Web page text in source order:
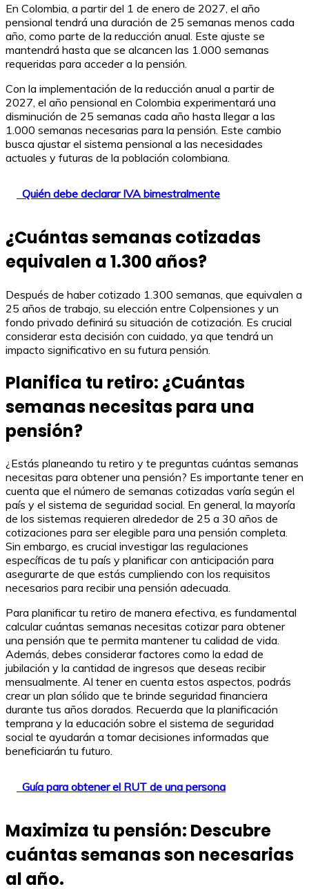
En Colombia, a partir del 1 de enero de 2027, el año
pensional tendrá una duración de 25 semanas menos cada
año, como parte de la reducción anual. Este ajuste se
mantendrá hasta que se alcancen las 1.000 semanas
requeridas para acceder a la pensión.
Con la implementación de la reducción anual a partir de
2027, el año pensional en Colombia experimentará una
disminución de 25 semanas cada año hasta llegar a las
1.000 semanas necesarias para la pensión. Este cambio
busca ajustar el sistema pensional a las necesidades
actuales y futuras de la población colombiana.
Quién debe declarar IVA bimestralmente
¿Cuántas semanas cotizadas
equivalen a 1.300 años?
Después de haber cotizado 1.300 semanas, que equivalen a
25 años de trabajo, su elección entre Colpensiones y un
fondo privado definirá su situación de cotización. Es crucial
considerar esta decisión con cuidado, ya que tendrá un
impacto significativo en su futura pensión.
Planifica tu retiro: ¿Cuántas
semanas necesitas para una
pensión?
¿Estás planeando tu retiro y te preguntas cuántas semanas
necesitas para obtener una pensión? Es importante tener en
cuenta que el número de semanas cotizadas varía según el
país y el sistema de seguridad social. En general, la mayoría
de los sistemas requieren alrededor de 25 a 30 años de
cotizaciones para ser elegible para una pensión completa.
Sin embargo, es crucial investigar las regulaciones
específicas de tu país y planificar con anticipación para
asegurarte de que estás cumpliendo con los requisitos
necesarios para recibir una pensión adecuada.
Para planificar tu retiro de manera efectiva, es fundamental
calcular cuántas semanas necesitas cotizar para obtener
una pensión que te permita mantener tu calidad de vida.
Además, debes considerar factores como la edad de
jubilación y la cantidad de ingresos que deseas recibir
mensualmente. Al tener en cuenta estos aspectos, podrás
crear un plan sólido que te brinde seguridad financiera
durante tus años dorados. Recuerda que la planificación
temprana y la educación sobre el sistema de seguridad
social te ayudarán a tomar decisiones informadas que
beneficiarán tu futuro.
Guía para obtener el RUT de una persona
Maximiza tu pensión: Descubre
cuántas semanas son necesarias
al año.